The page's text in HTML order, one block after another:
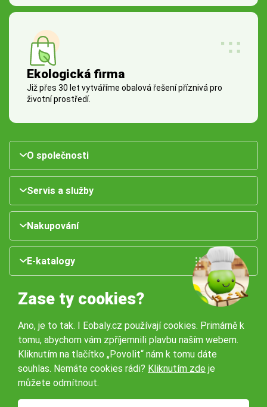
Ekologická firma
Již přes 30 let vytváříme obalová řešení příznivá pro
životní prostředí.
O společnosti
Servis a služby
Nakupování
E-katalogy
Naše pobočky:
Obchodní podmínky
Zase ty cookies?
Ano, je to tak. I Eobaly.cz používají cookies. Primárně k
tomu, abychom vám zpříjemnili plavbu naším webem.
Kliknutím na tlačítko „Povolit“ nám k tomu dáte
souhlas. Nemáte cookies rádi? Kliknutím zde je
můžete odmítnout.